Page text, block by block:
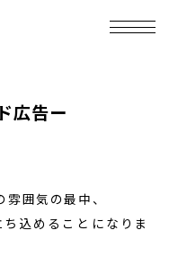
広告ー
囲気の最中、
込めることになりま